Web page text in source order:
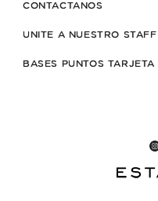
CONTACTANOS
UNITE A NUESTRO STAFF
BASES PUNTOS TARJETA